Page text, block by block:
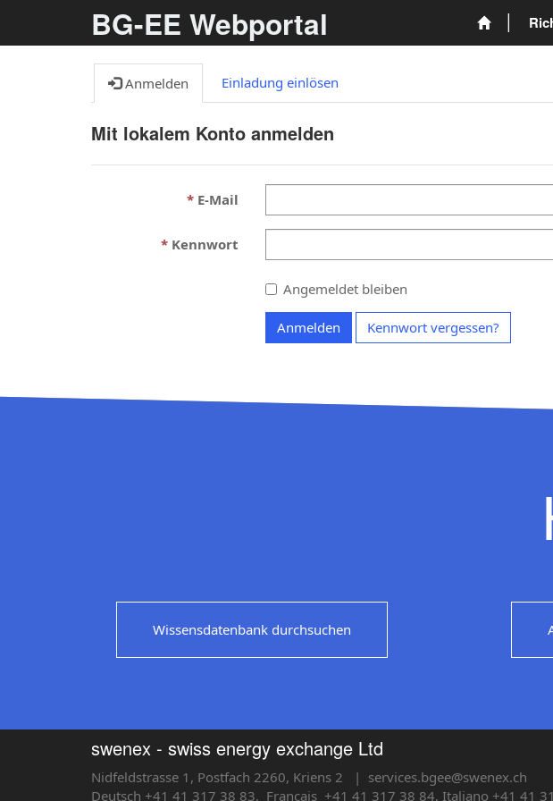
BG-EE Webportal
Anmelden Einladung einlösen
Mit lokalem Konto anmelden
E-Mail
Kennwort
Angemeldet bleiben
Anmelden Kennwort vergessen?
Wissensdatenbank durchsuchen
swenex - swiss energy exchange Ltd
Nidfeldstrasse 1, Postfach 2260, Kriens 2
| services.bgee@swenex.ch
Deutsch +41 41 317 38 83, Français +41 41 317 38 84, Italiano +41 41